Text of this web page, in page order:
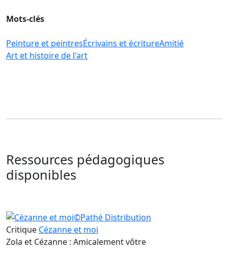
Mots-clés
Peinture et peintresÉcrivains et écritureAmitié
Art et histoire de l'art
Ressources pédagogiques
disponibles
Critique Cézanne et moi
Zola et Cézanne : Amicalement vôtre